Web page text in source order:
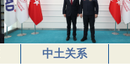
中土关系